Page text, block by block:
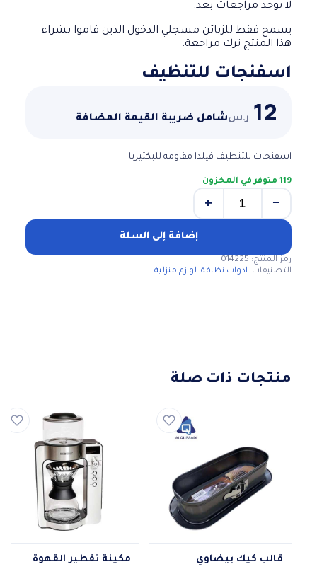
اسفنجات للتنظيف
12 ر.سشامل ضريبة القيمة المضافة
اسفنجات للتنظيف فيلدا مقاومه للبكتيريا
119 متوفر في المخزون
اسفنجات
−
+
إضافة إلى السلة
رمز المنتج: 014225
التصنيفات: ادوات نظافة, لوازم منزلية
لا توجد مراجعات بعد.
يسمح فقط للزبائن مسجلي الدخول الذين قاموا بشراء
هذا المنتج ترك مراجعة.
منتجات ذات صلة
قالب كيك بيضاوي مكينة تقطير القهوة